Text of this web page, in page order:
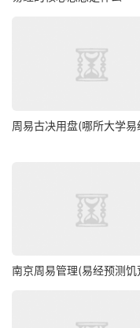
周易古决用盘(哪所大学易
南京周易管理(易经预测饥